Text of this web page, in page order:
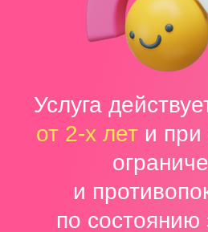
ООО «СОВА»
2804017738
1162801054680
Правила парка
Политика сбора персональных